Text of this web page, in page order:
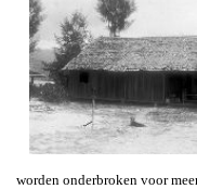
worden onderbroken voor